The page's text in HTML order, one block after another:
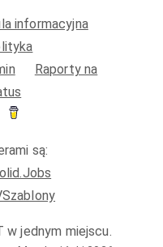
informacyjna
Raporty na
są:
jednym miejscu.